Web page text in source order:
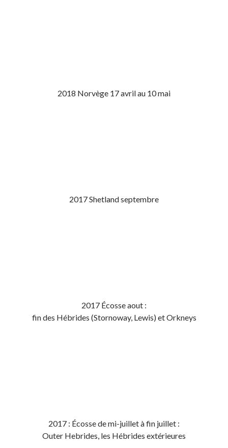
2018 Norvège 17 avril au 10 mai
2017 Shetland septembre
2017 Écosse aout :
fin des Hébrides (Stornoway, Lewis) et Orkneys
2017 : Écosse de mi-juillet à fin juillet :
Outer Hebrides, les Hébrides extérieures